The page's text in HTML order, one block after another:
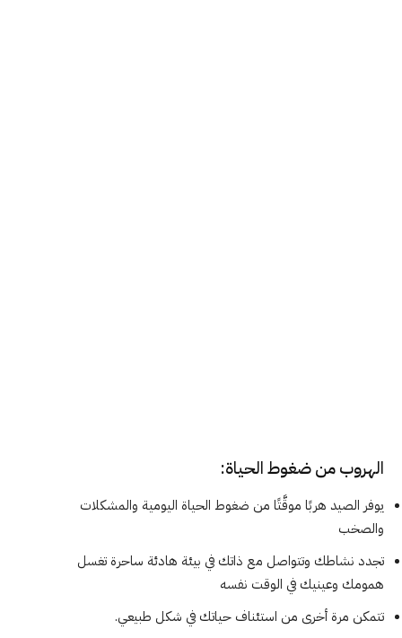
الهروب من ضغوط الحياة:
يوفر الصيد هربًا موقَّتًا من ضغوط الحياة اليومية والمشكلات
والصخب
تجدد نشاطك وتتواصل مع ذاتك في بيئة هادئة ساحرة تغسل
همومك وعينيك في الوقت نفسه
تتمكن مرة أخرى من استئناف حياتك في شكل طبيعي.